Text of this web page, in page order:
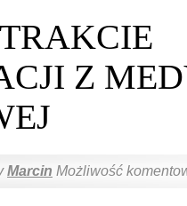
Z
Marcin Możliwość